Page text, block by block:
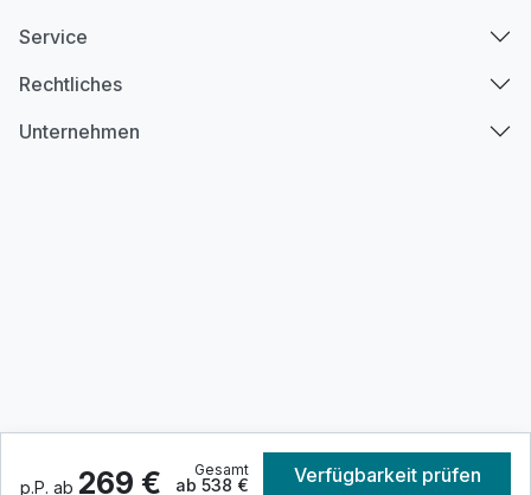
p.P. ab 269 € Gesamt
ab 538 € Verfügbarkeit prüfen
Service
Rechtliches
Unternehmen
© Super Urlaub GmbH